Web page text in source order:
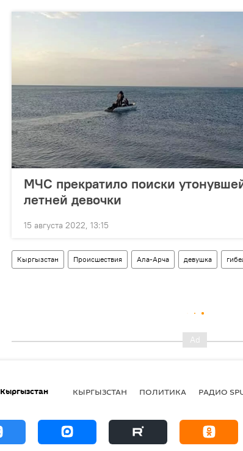
МЧС прекратило поиски
летней девочки
15 августа 2022, 13:15
Кыргызстан Происшествия Ала-Арча девушка
Кыргызстан КЫРГЫЗСТАН ПОЛИТИКА РАДИО